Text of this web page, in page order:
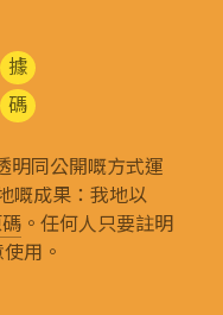
據
碼
明同公開嘅方式運
嘅成果：我地以
。任何人只要註明
用。